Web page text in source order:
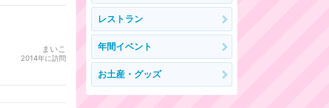
まいこ
2014年に訪問
レストラン
年間イベント
お土産・グッズ